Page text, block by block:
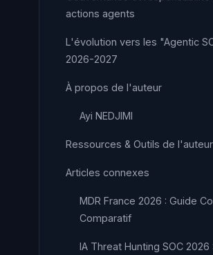
actions agents
L'évolution vers les "Agentic
2026-2027
À propos de l'auteur
Ayi NEDJIMI
Ressources & Outils de l'auteur
Articles connexes
MDR France 2026 : Guide
Comparatif
IA Threat Hunting SOC 2026 :